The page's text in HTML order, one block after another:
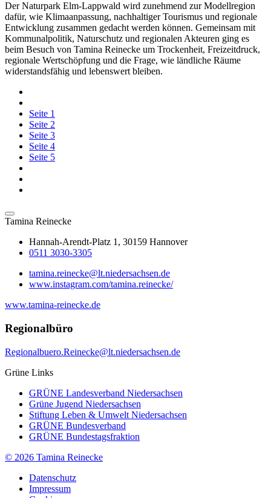
Der Naturpark Elm-Lappwald wird zunehmend zur Modellregion
dafür, wie Klimaanpassung, nachhaltiger Tourismus und regionale
Entwicklung zusammen gedacht werden können. Gemeinsam mit
Kommunalpolitik, Naturschutz und regionalen Akteuren ging es
beim Besuch von Tamina Reinecke um Trockenheit, Freizeitdruck,
regionale Wertschöpfung und die Frage, wie ländliche Räume
widerstandsfähig und lebenswert bleiben.
Seite 1
Seite 2
Seite 3
Seite 4
Seite 5
Tamina Reinecke
Hannah-Arendt-Platz 1, 30159 Hannover
0511 3030-3305
tamina.reinecke@lt.niedersachsen.de
www.instagram.com/tamina.reinecke/
www.tamina-reinecke.de
Regionalbüro
Regionalbuero.Reinecke@lt.niedersachsen.de
Grüne Links
GRÜNE Landesverband Niedersachsen
Grüne Jugend Niedersachsen
Stiftung Leben & Umwelt Niedersachsen
GRÜNE Bundesverband
GRÜNE Bundestagsfraktion
© 2026 Tamina Reinecke
Datenschutz
Impressum